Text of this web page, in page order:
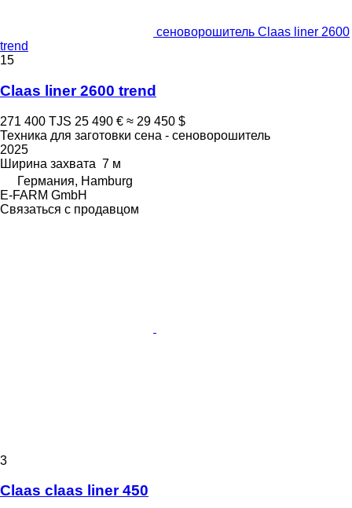
сеноворошитель Claas liner 2600
trend
15
Claas liner 2600 trend
271 400 TJS 25 490 € ≈ 29 450 $
Техника для заготовки сена - сеноворошитель
2025
Ширина захвата 7 м
Германия, Hamburg
E-FARM GmbH
Связаться с продавцом
3
Claas claas liner 450